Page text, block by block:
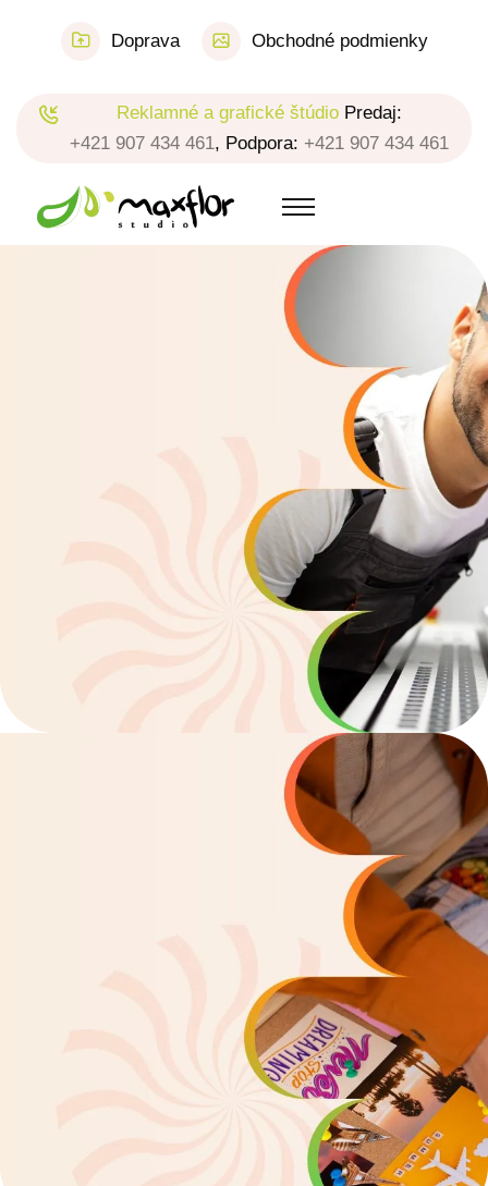
Doprava Obchodné podmienky
Reklamné a grafické štúdio Predaj:
+421 907 434 461, Podpora: +421 907 434 461